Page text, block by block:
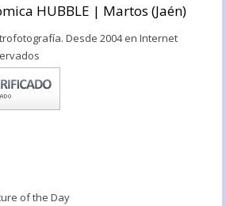
HUBBLE | Martos (Jaén)
Desde 2004 en Internet
of the Day